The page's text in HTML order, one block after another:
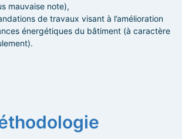
mauvaise note),
de travaux visant à l’amélioration
énergétiques du bâtiment (à caractère